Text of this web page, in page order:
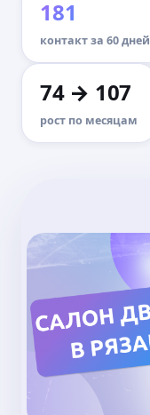
181
контакт за 60 дней
74 → 107
рост по месяцам